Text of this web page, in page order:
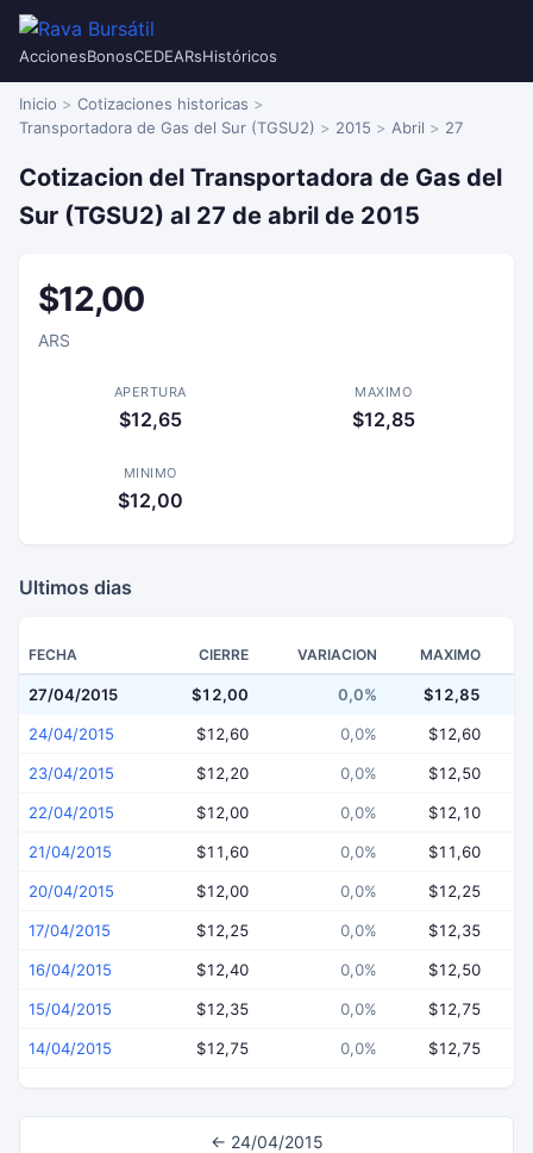
AccionesBonosCEDEARsHistóricos
Inicio
Cotizaciones historicas
Transportadora de Gas del Sur (TGSU2)
2015 Abril 27
Cotizacion del Transportadora de Gas del
Sur (TGSU2) al 27 de abril de 2015
$12,00
ARS
APERTURA
$12,65
MAXIMO
$12,85
MINIMO
$12,00
Ultimos dias
FECHA CIERRE VARIACION MAXIMO
27/04/2015 $12,00 0,0% $12,85
24/04/2015 $12,60 0,0% $12,60
23/04/2015 $12,20 0,0% $12,50
22/04/2015 $12,00 0,0% $12,10
21/04/2015 $11,60 0,0% $11,60
20/04/2015 $12,00 0,0% $12,25
17/04/2015 $12,25 0,0% $12,35
16/04/2015 $12,40 0,0% $12,50
15/04/2015 $12,35 0,0% $12,75
14/04/2015 $12,75 0,0% $12,75
← 24/04/2015